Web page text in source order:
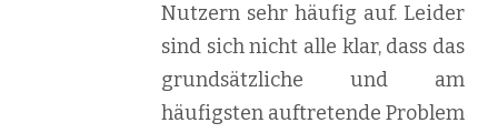
Nutzern sehr häufig auf. Leider
sind sich nicht alle klar, dass das
grundsätzliche und am
häufigsten auftretende Problem